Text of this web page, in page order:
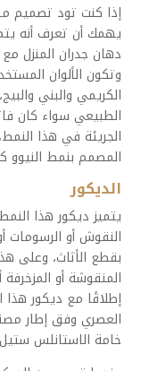
إذا كنت تود تصميم
يهمك أن تعرف أنه
دهان جدران المنزل مع
وتكون الألوان
الكريمي والبني
الطبيعي سواء كان
الجريئة في هذا
المصمم بنمط
الديكور
يتميز ديكور هذا
النقوش أو الرسومات
بقطع الأثاث، وعلى
المنقوشة أو
إطلاقًا مع ديكور هذا
العصري وفق إطار
خامة الاستانلس